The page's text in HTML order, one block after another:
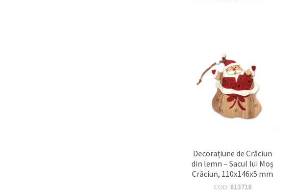
Decorațiune de Crăciun
din lemn – Sacul lui Moș
Crăciun, 110x146x5 mm
COD: 813718